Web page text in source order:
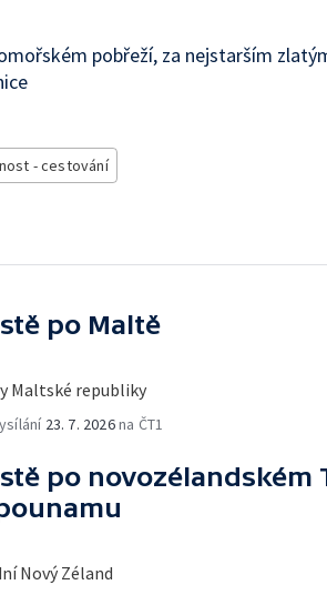
pobřeží, za nejstarším
- cestování
po Maltě
Maltské republiky
23. 7. 2026na ČT1
po novozélandském
Nový Zéland